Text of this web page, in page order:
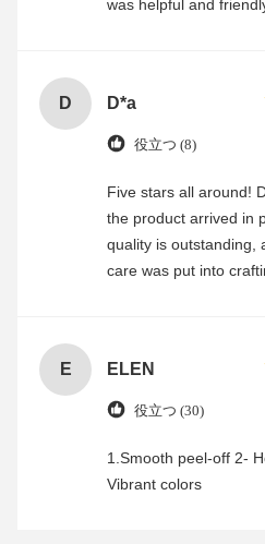
was helpful and
D D*a
役立つ (8)
Five stars all around!
the product arrived in
quality is outstanding,
care was put into
E ELEN
役立つ (30)
1.Smooth peel-off 2-
Vibrant colors